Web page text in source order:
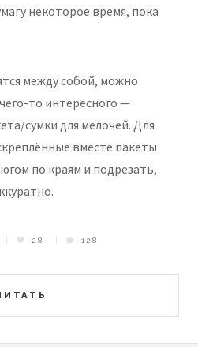
некоторое время, пока
между собой, можно
то интересного —
сумки для мелочей. Для
вместе пакеты
по краям и подрезать,
28 128